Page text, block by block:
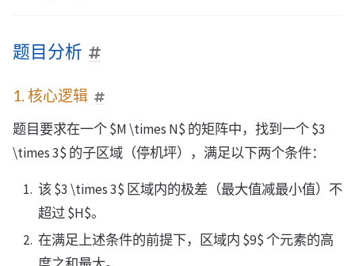
题目分析
1. 核心逻辑
题目要求在一个 $M \times N$ 的矩阵中，找到一个 $3
\times 3$ 的子区域（停机坪），满足以下两个条件：
该 $3 \times 3$ 区域内的极差（最大值减最小值）不
超过 $H$。
在满足上述条件的前提下，区域内 $9$ 个元素的高